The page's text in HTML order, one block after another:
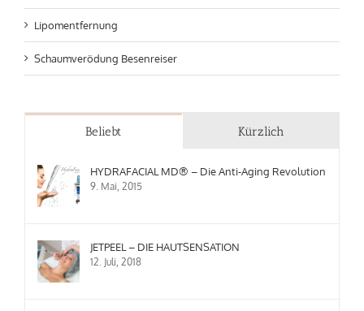
Lipomentfernung
Schaumverödung Besenreiser
Beliebt Kürzlich
HYDRAFACIAL MD® – Die Anti-Aging Revolution
9. Mai, 2015
JETPEEL – DIE HAUTSENSATION
12. Juli, 2018